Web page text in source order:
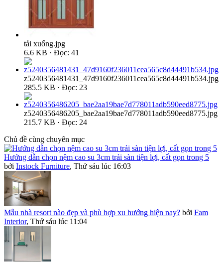
tải xuống.jpg
6.6 KB · Đọc: 41
z5240356481431_47d9160f236011cea565c8d44491b534.jpg
285.5 KB · Đọc: 23
z5240356486205_bae2aa19bae7d778011adb590eed8775.jpg
215.7 KB · Đọc: 24
Chủ đề cùng chuyên mục
Hướng dẫn chọn nệm cao su 3cm trải sàn tiện lợi, cất gọn trong 5
bởi Instock Furniture, Thứ sáu lúc 16:03
Mẫu nhà resort nào đẹp và phù hợp xu hướng hiện nay? bởi Fam
Interior, Thứ sáu lúc 11:04